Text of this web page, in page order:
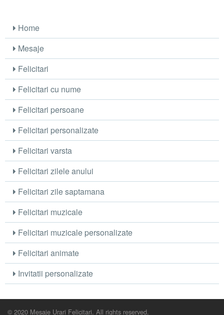
Home
Mesaje
Felicitari
Felicitari cu nume
Felicitari persoane
Felicitari personalizate
Felicitari varsta
Felicitari zilele anului
Felicitari zile saptamana
Felicitari muzicale
Felicitari muzicale personalizate
Felicitari animate
Invitatii personalizate
© 2020 Mesaje Urari Felicitari. All rights reserved.